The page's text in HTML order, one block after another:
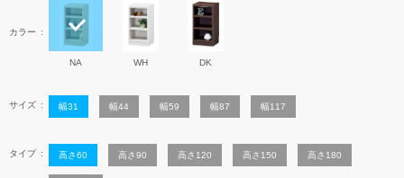
カラー
NA WH DK
サイズ 幅31 幅44 幅59 幅87 幅117
タイプ 高さ60 高さ90 高さ120 高さ150 高さ180